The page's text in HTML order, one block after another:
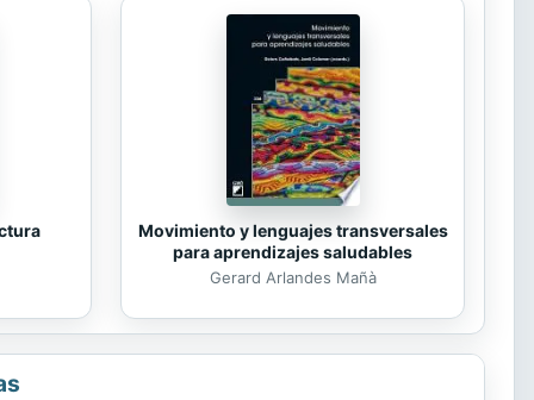
Movimiento y lenguajes transversales
para aprendizajes saludables
Gerard Arlandes Mañà